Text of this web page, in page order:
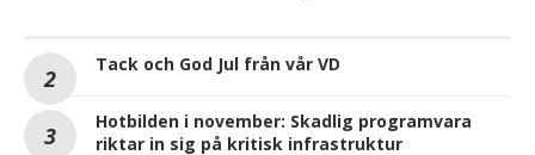
Tack och God Jul från vår VD
Hotbilden i november: Skadlig programvara
riktar in sig på kritisk infrastruktur